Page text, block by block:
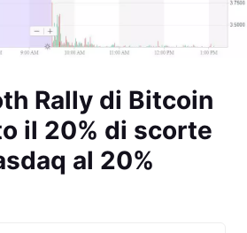
Rally di Bitcoin
il 20% di scorte
al 20%